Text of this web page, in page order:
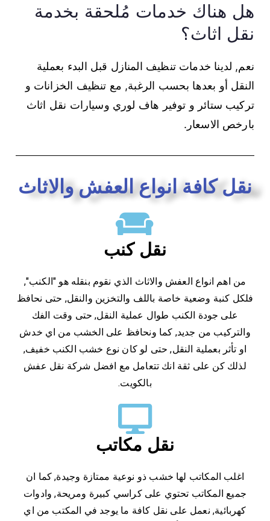
هل هناك خدمات مُلحقة بخدمة
نقل اثاث؟
نعم, لدينا خدمات تنظيف المنازل قبل البدء بعملية
النقل أو بعدها بحسب الرغبة, مع تنظيف الخزانات و
تركيب ستائر و توفير هاف لوري وسيارات نقل اثاث
بارخص الاسعار.
نقل كافة انواع العفش والاثاث
نقل كنب
من اهم انواع العفش والاثاث الذي نقوم بنقله هو "الكنب",
فلكل كنبة وضعية خاصة باللف والتخزين والنقل, حتى نحافظ
على جودة الكنب طوال عملية النقل, حتى وقت الفك
والتركيب من جديد, كما ونحافظ على الخشب من اي خدش
او تأثر بعملية النقل, حتى لو كان نوع خشب الكنب خفيف,
لذلك كن على ثقة انك تتعامل مع افضل شركة نقل عفش
بالكويت.
نقل مكاتب
اغلب المكاتب لها خشب ذو نوعية ممتازة وجيدة, كما ان
جميع المكاتب تحتوي على كراسي كبيرة ومريحة, وادوات
كهربائية, نعمل على نقل كافة ما يوجد في المكتب من اي